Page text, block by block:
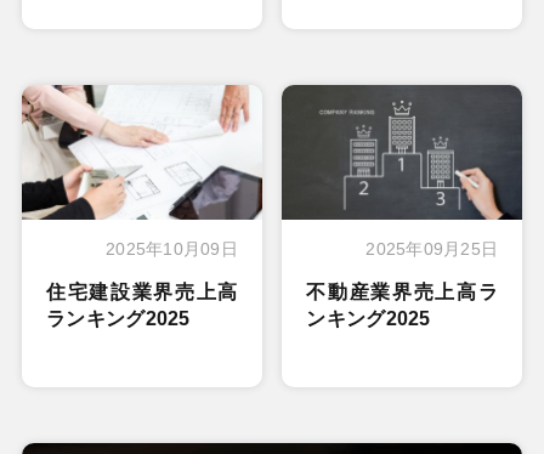
2025年10月09日
住宅建設業界売上高
ランキング2025
2025年09月25日
不動産業界売上高ラ
ンキング2025